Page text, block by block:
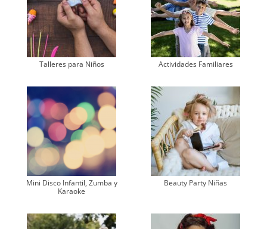
Talleres para Niños Actividades Familiares
Mini Disco Infantil, Zumba y
Karaoke
Beauty Party Niñas